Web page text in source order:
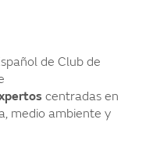
de Club de
centradas en
medio ambiente y